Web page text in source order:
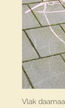
Vlak